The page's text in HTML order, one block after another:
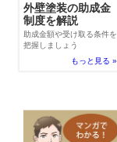
外壁塗装の助成金
制度を解説
助成金額や受け取る条件を
把握しましょう
もっと見る »